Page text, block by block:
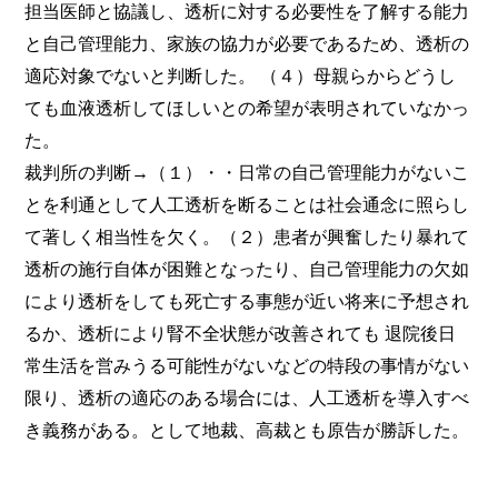
担当医師と協議し、透析に対する必要性を了解する能力
と自己管理能力、家族の協力が必要であるため、透析の
適応対象でないと判断した。 （４）母親らからどうし
ても血液透析してほしいとの希望が表明されていなかっ
た。
裁判所の判断→（１）・・日常の自己管理能力がないこ
とを利通として人工透析を断ることは社会通念に照らし
て著しく相当性を欠く。（２）患者が興奮したり暴れて
透析の施行自体が困難となったり、自己管理能力の欠如
により透析をしても死亡する事態が近い将来に予想され
るか、透析により腎不全状態が改善されても 退院後日
常生活を営みうる可能性がないなどの特段の事情がない
限り、透析の適応のある場合には、人工透析を導入すべ
き義務がある。として地裁、高裁とも原告が勝訴した。